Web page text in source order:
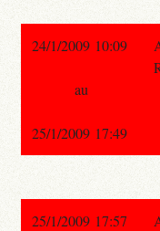
24/1/2009 10:09
au
25/1/2009 17:49
25/1/2009 17:57